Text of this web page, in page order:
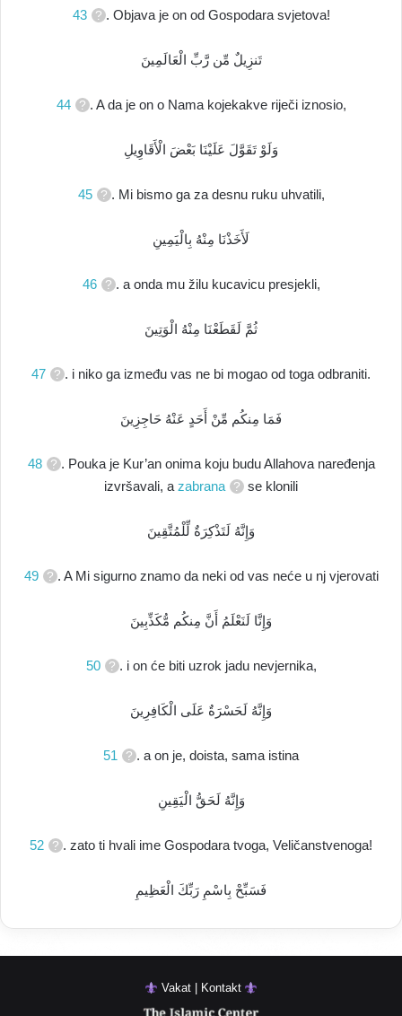
43 . Objava je on od Gospodara svjetova!
تَنزِيلٌ مِّن رَّبِّ الْعَالَمِينَ
44 . A da je on o Nama kojekakve riječi iznosio,
وَلَوْ تَقَوَّلَ عَلَيْنَا بَعْضَ الْأَقَاوِيلِ
45 . Mi bismo ga za desnu ruku uhvatili,
لَأَخَذْنَا مِنْهُ بِالْيَمِينِ
46 . a onda mu žilu kucavicu presjekli,
ثُمَّ لَقَطَعْنَا مِنْهُ الْوَتِينَ
47 . i niko ga između vas ne bi mogao od toga odbraniti.
فَمَا مِنكُم مِّنْ أَحَدٍ عَنْهُ حَاجِزِينَ
48
. Pouka je Kur’an onima koju budu Allahova naređenja
izvršavali, azabrana se klonili
وَإِنَّهُ لَتَذْكِرَةٌ لِّلْمُتَّقِينَ
49 . A Mi sigurno znamo da neki od vas neće u nj vjerovati
وَإِنَّا لَنَعْلَمُ أَنَّ مِنكُم مُّكَذِّبِينَ
50 . i on će biti uzrok jadu nevjernika,
وَإِنَّهُ لَحَسْرَةٌ عَلَى الْكَافِرِينَ
51 . a on je, doista, sama istina
وَإِنَّهُ لَحَقُّ الْيَقِينِ
52 . zato ti hvali ime Gospodara tvoga, Veličanstvenoga!
فَسَبِّحْ بِاسْمِ رَبِّكَ الْعَظِيمِ
Vakat | Kontakt